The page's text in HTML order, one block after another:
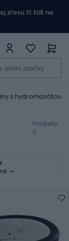
zľavu 10 EUR na
s hydromasážou
Produkty:
2